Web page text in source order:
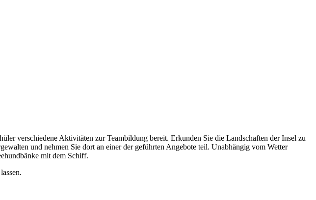
verschiedene Aktivitäten zur Teambildung bereit. Erkunden Sie die Landschaften der Insel zu
und nehmen Sie dort an einer der geführten Angebote teil. Unabhängig vom Wetter
mit dem Schiff.